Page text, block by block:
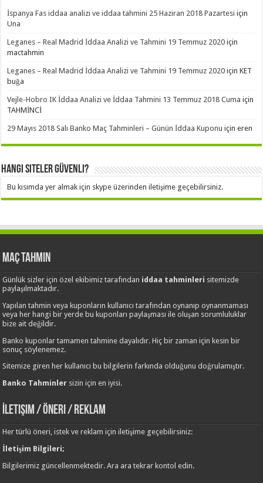
İspanya Fas iddaa analizi ve iddaa tahmini 25 Haziran 2018 Pazartesi için
Una
Leganes – Real Madrid İddaa Analizi ve Tahmini 19 Temmuz 2020 için
mactahmin
Leganes – Real Madrid İddaa Analizi ve Tahmini 19 Temmuz 2020 içinKET
buğa
Vejle-Hobro IK İddaa Analizi ve İddaa Tahmini 13 Temmuz 2018 Cuma için
TAHMİNCİ
29 Mayıs 2018 Salı Banko Maç Tahminleri – Günün İddaa Kuponu içineren
Hangi Siteler Güvenli?
Bu kısımda yer almak için skype üzerinden iletişime geçebilirsiniz.
Maç Tahmin
Günlük sizler için özel ekibimiz tarafından iddaa tahminleri sitemizde
paylaşılmaktadır.
Yapılan tahmin veya kuponların kullanıcı tarafından oynanıp oynanmaması
veya her hangi bir yerde bu kuponları paylaşması ile oluşan sorumluluklar
bize ait değildir.
Banko kuponlar tamamen tahmine dayalıdır. Hiç bir zaman için kesin bir
sonuç söylenemez.
Sitemize giren her kullanıcı bu bilgilerin farkında olduğunu doğrulamıştır.
Banko Tahminler sizin için en iyisi.
İletişim / Öneri / Reklam
Her türlü öneri, istek ve reklam için iletişime geçebilirsiniz:
İletişim Bilgileri;
Bilgilerimiz güncellenmektedir. Ara ara tekrar kontol edin.